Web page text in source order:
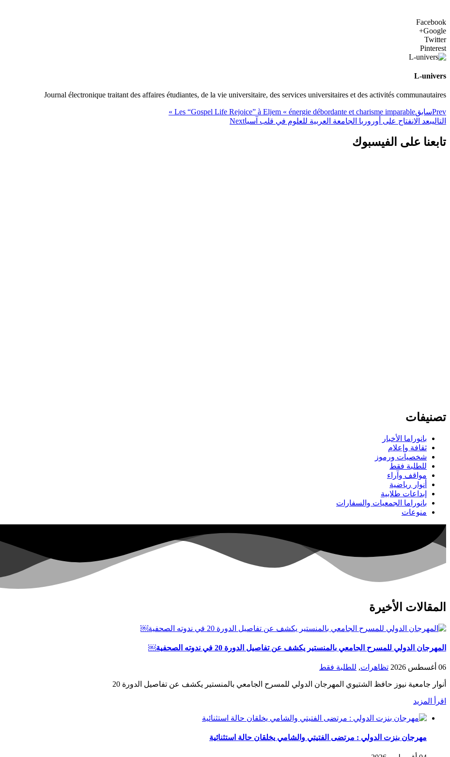
Facebook
Google+
Twitter
Pinterest
L-univers
Journal électronique traitant des affaires étudiantes, de la vie universitaire, des services universitaires et des activités communautaires
PrevسابقLes “Gospel Life Rejoice” à Eljem « énergie débordante et charisme imparable »
التاليبعد الانفتاح على أوروربا الجامعة العربية للعلوم في قلب آسياNext
تابعنا على الفيسبوك
تصنيفات
بانوراما الأخبار
ثقافة وإعلام
شخصيات ورموز
للطلبة فقط
مواقف وآراء
أنوار رياضية
إبداعات طلابية
بانوراما الجمعيات والسفارات
منوعات
المقالات الأخيرة
المهرجان الدولي للمسرح الجامعي بالمنستير يكشف عن تفاصيل الدورة 20 في ندوته الصحفية￼
06 أغسطس 2026 تظاهرات, للطلبة فقط
أنوار جامعية نيوز حافظ الشتيوي المهرجان الدولي للمسرح الجامعي بالمنستير يكشف عن تفاصيل الدورة 20
اقرأ المزيد
مهرجان بنزت الدولي : مرتضى الفتيتي والشامي يخلقان حالة استثنائية